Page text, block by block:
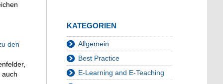
den
auch
KATEGORIEN
Allgemein
Best Practice
E-Learning and E-Teaching